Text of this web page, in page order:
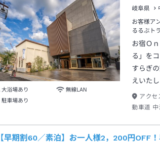
大浴場あり
無線LAN
駐車場あり
岐阜県
お客様ア
るるぶト
お宿Ｏ
る」を
すらぎ
えいたし
アクセ
動車道 中
【早期割60／素泊】お一人様2，200円OFF